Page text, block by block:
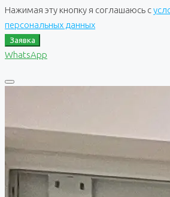
Нажимая эту кнопку я соглашаюсь с
персональных данных
Заявка
WhatsApp